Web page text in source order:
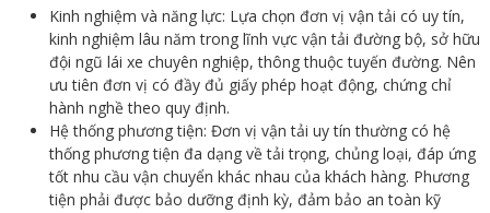
Kinh nghiệm và năng lực: Lựa chọn đơn vị vận tải có uy tín,
kinh nghiệm lâu năm trong lĩnh vực vận tải đường bộ, sở hữu
đội ngũ lái xe chuyên nghiệp, thông thuộc tuyến đường. Nên
ưu tiên đơn vị có đầy đủ giấy phép hoạt động, chứng chỉ
hành nghề theo quy định.
Hệ thống phương tiện: Đơn vị vận tải uy tín thường có hệ
thống phương tiện đa dạng về tải trọng, chủng loại, đáp ứng
tốt nhu cầu vận chuyển khác nhau của khách hàng. Phương
tiện phải được bảo dưỡng định kỳ, đảm bảo an toàn kỹ